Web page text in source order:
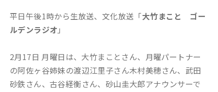
平日午後1時から生放送、文化放送「大竹まこと ゴー
ルデンラジオ 」
2月17日 月曜日は、大竹まことさん、月曜パートナー
の阿佐ヶ谷姉妹の渡辺江里子さん木村美穂さん、武田
砂鉄さん、古谷経衡さん、砂山圭大郎アナウンサーで